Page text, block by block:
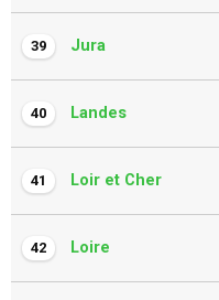
39 Jura
40 Landes
41 Loir et Cher
42 Loire